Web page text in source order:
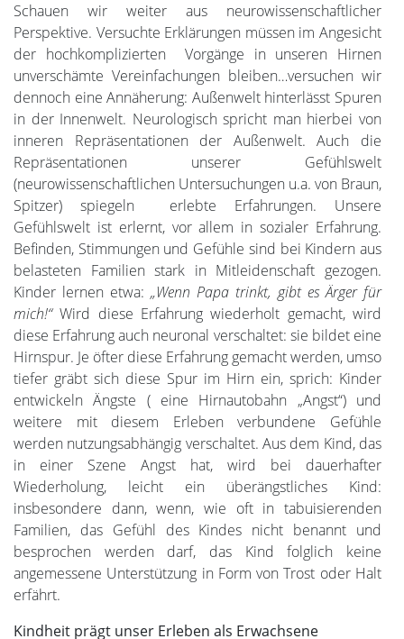
Schauen wir weiter aus neurowissenschaftlicher
Perspektive. Versuchte Erklärungen müssen im Angesicht
der hochkomplizierten Vorgänge in unseren Hirnen
unverschämte Vereinfachungen bleiben…versuchen wir
dennoch eine Annäherung: Außenwelt hinterlässt Spuren
in der Innenwelt. Neurologisch spricht man hierbei von
inneren Repräsentationen der Außenwelt. Auch die
Repräsentationen unserer Gefühlswelt
(neurowissenschaftlichen Untersuchungen u.a. von Braun,
Spitzer) spiegeln erlebte Erfahrungen. Unsere
Gefühlswelt ist erlernt, vor allem in sozialer Erfahrung.
Befinden, Stimmungen und Gefühle sind bei Kindern aus
belasteten Familien stark in Mitleidenschaft gezogen.
Kinder lernen etwa: „Wenn Papa trinkt, gibt es Ärger für
mich!“Wird diese Erfahrung wiederholt gemacht, wird
diese Erfahrung auch neuronal verschaltet: sie bildet eine
Hirnspur. Je öfter diese Erfahrung gemacht werden, umso
tiefer gräbt sich diese Spur im Hirn ein, sprich: Kinder
entwickeln Ängste ( eine Hirnautobahn „Angst“) und
weitere mit diesem Erleben verbundene Gefühle
werden nutzungsabhängig verschaltet. Aus dem Kind, das
in einer Szene Angst hat, wird bei dauerhafter
Wiederholung, leicht ein überängstliches Kind:
insbesondere dann, wenn, wie oft in tabuisierenden
Familien, das Gefühl des Kindes nicht benannt und
besprochen werden darf, das Kind folglich keine
angemessene Unterstützung in Form von Trost oder Halt
erfährt.
Kindheit prägt unser Erleben als Erwachsene